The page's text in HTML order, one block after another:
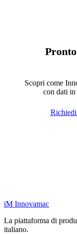
Scopri come
con dati in
iM Innovamac
La piattaforma di
italiano.